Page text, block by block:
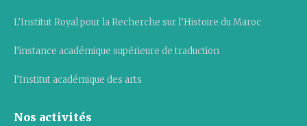
L’Institut Royal pour la Recherche sur l’Histoire du Maroc
l’instance académique supérieure de traduction
l’Institut académique des arts
Nos activités